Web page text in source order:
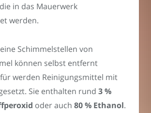
in das Mauerwerk
werden.
Schimmelstellen von
können selbst entfernt
werden Reinigungsmittel mit
Sie enthalten rund 3 %
oder auch 80 % Ethanol.